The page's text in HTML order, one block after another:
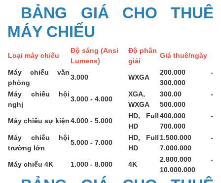
BẢNG GIÁ CHO THUÊ
MÁY CHIẾU
Loại máy chiếu
Độ sáng (Ansi
Lumens)
Độ phân
giải
Giá thuê/ngày
Máy chiếu văn
phòng
3.000 WXGA
200.000 -
300.000
Máy chiếu hội
nghị
3.000 - 4.000
XGA,
WXGA
300.00 -
500.000
Máy chiếu sự kiện4.000 - 5.000
HD, Full
HD
400.000 -
700.000
Máy chiếu hội
trường lớn
5.000 - 7.000
HD, Full
HD
1.500.000 -
7.000.000
Máy chiếu 4K
1.000 - 8.000 4K
2.800.000 -
10.000.000